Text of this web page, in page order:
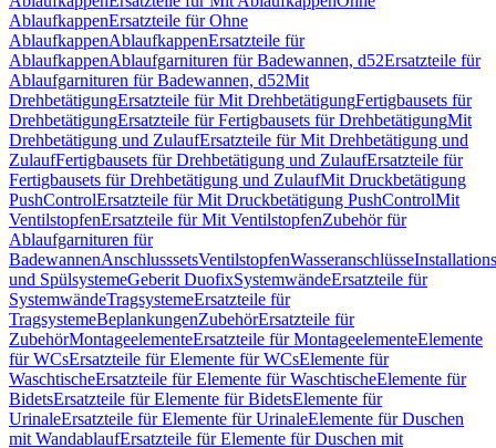
AblaufkappenErsatzteile für Ohne
AblaufkappenAblaufkappenErsatzteile für
AblaufkappenAblaufgarnituren für Badewannen, d52Ersatzteile für
Ablaufgarnituren für Badewannen, d52Mit
DrehbetätigungErsatzteile für Mit DrehbetätigungFertigbausets für
DrehbetätigungErsatzteile für Fertigbausets für DrehbetätigungMit
Drehbetätigung und ZulaufErsatzteile für Mit Drehbetätigung und
ZulaufFertigbausets für Drehbetätigung und ZulaufErsatzteile für
Fertigbausets für Drehbetätigung und ZulaufMit Druckbetätigung
PushControlErsatzteile für Mit Druckbetätigung PushControlMit
VentilstopfenErsatzteile für Mit VentilstopfenZubehör für
Ablaufgarnituren für
BadewannenAnschlusssetsVentilstopfenWasseranschlüsse
und SpülsystemeGeberit DuofixSystemwändeErsatzteile für
SystemwändeTragsystemeErsatzteile für
TragsystemeBeplankungenZubehörErsatzteile für
ZubehörMontageelementeErsatzteile für MontageelementeElemente
für WCsErsatzteile für Elemente für WCsElemente für
WaschtischeErsatzteile für Elemente für WaschtischeElemente für
BidetsErsatzteile für Elemente für BidetsElemente für
UrinaleErsatzteile für Elemente für UrinaleElemente für Duschen
mit WandablaufErsatzteile für Elemente für Duschen mit